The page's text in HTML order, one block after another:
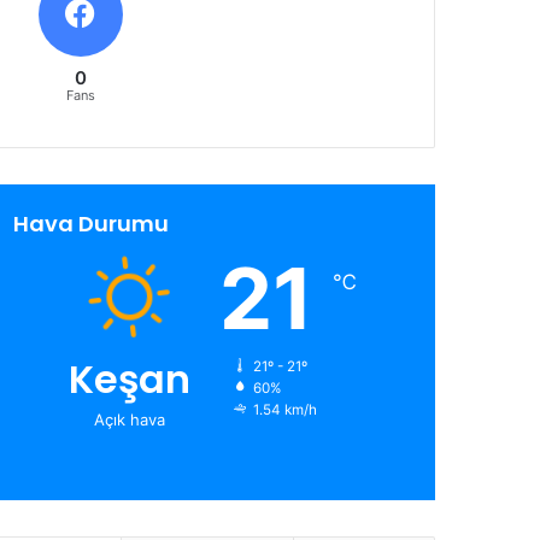
0
Fans
Hava Durumu
Keşan
Açık hava
21 ℃
21º - 21º
60%
1.54 km/h